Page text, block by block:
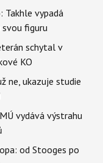
Takhle vypadá
figuru
schytal v
KO
ne, ukazuje studie
vydává výstrahu
od Stooges po